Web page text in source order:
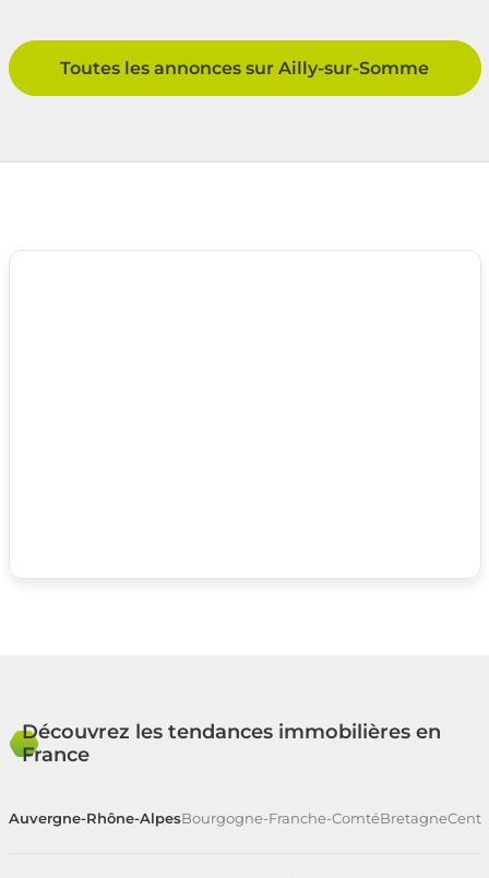
Toutes les annonces sur Ailly-sur-Somme
Découvrez les tendances immobilières en
France
Auvergne-Rhône-AlpesBourgogne-Franche-ComtéBretagne